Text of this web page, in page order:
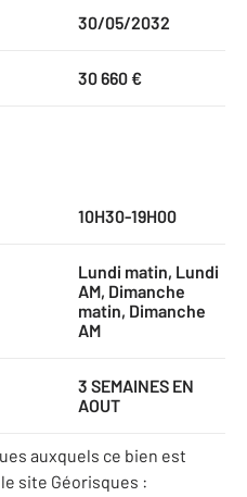
30/05/2032
30 660 €
10H30-19H00
Lundi matin, Lundi
AM, Dimanche
matin, Dimanche
AM
3 SEMAINES EN
AOUT
auxquels ce bien est
site Géorisques :